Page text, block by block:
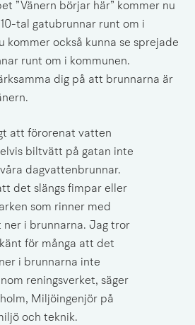
”Vänern börjar här” kommer nu
tal gatubrunnar runt om i
kommer också kunna se sprejade
runt om i kommunen.
dig på att brunnarna är
att förorenat vatten
biltvätt på gatan inte
dagvattenbrunnar.
det slängs fimpar eller
som rinner med
ner i brunnarna. Jag tror
för många att det
i brunnarna inte
reningsverket, säger
Miljöingenjör på
och teknik.